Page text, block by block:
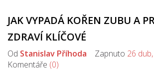
JAK VYPADÁ KOŘEN ZUBU A
ZDRAVÍ KLÍČOVÉ
Od Stanislav Příhoda Zapnuto 26
Komentáře (0)